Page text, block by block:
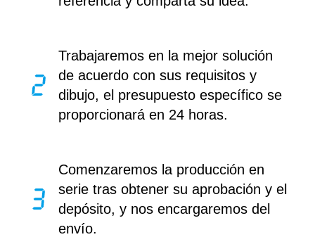
Trabajaremos en la mejor solución
de acuerdo con sus requisitos y
dibujo, el presupuesto específico se
proporcionará en 24 horas.
Comenzaremos la producción en
serie tras obtener su aprobación y el
depósito, y nos encargaremos del
envío.